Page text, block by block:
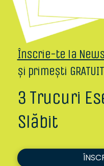
Înscrie-te la
și primești
3 Trucuri
Slăbit